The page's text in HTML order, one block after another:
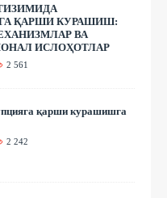
ҚАРШИ КУРАШИШ:
ВА
ИСЛОҲОТЛАР
2 561
қарши курашишга
2 242